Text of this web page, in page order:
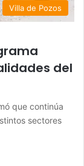
Villa de Pozos
del
que continúa
sectores